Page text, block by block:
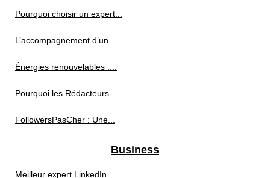
Pourquoi choisir un expert...
L’accompagnement d’un...
Énergies renouvelables :...
Pourquoi les Rédacteurs...
FollowersPasCher : Une...
Business
Meilleur expert LinkedIn...